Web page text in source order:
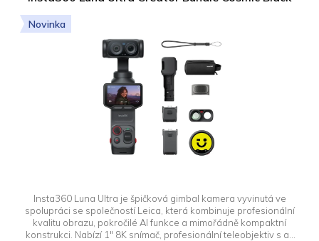
Novinka
Insta360 Luna Ultra je špičková gimbal kamera vyvinutá ve
spolupráci se společností Leica, která kombinuje profesionální
kvalitu obrazu, pokročilé AI funkce a mimořádně kompaktní
konstrukci. Nabízí 1" 8K snímač, profesionální teleobjektiv s až